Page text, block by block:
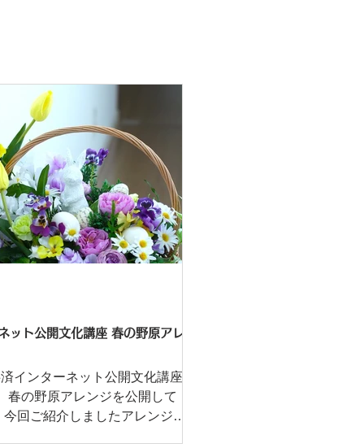
ット公開文化講座 春の野原アレ
インターネット公開文化講座
春の野原アレンジを公開して